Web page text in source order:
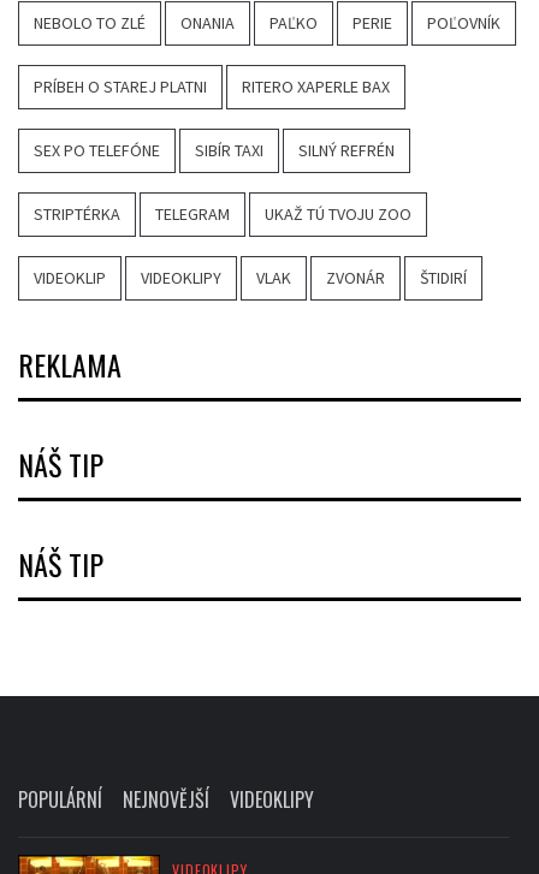
NEBOLO TO ZLÉ ONANIA PAĽKO PERIE POĽOVNÍK
PRÍBEH O STAREJ PLATNI RITERO XAPERLE BAX
SEX PO TELEFÓNE SIBÍR TAXI SILNÝ REFRÉN
STRIPTÉRKA TELEGRAM UKAŽ TÚ TVOJU ZOO
VIDEOKLIP VIDEOKLIPY VLAK ZVONÁR ŠTIDIRÍ
REKLAMA
NÁŠ TIP
NÁŠ TIP
POPULÁRNÍ NEJNOVĚJŠÍ VIDEOKLIPY